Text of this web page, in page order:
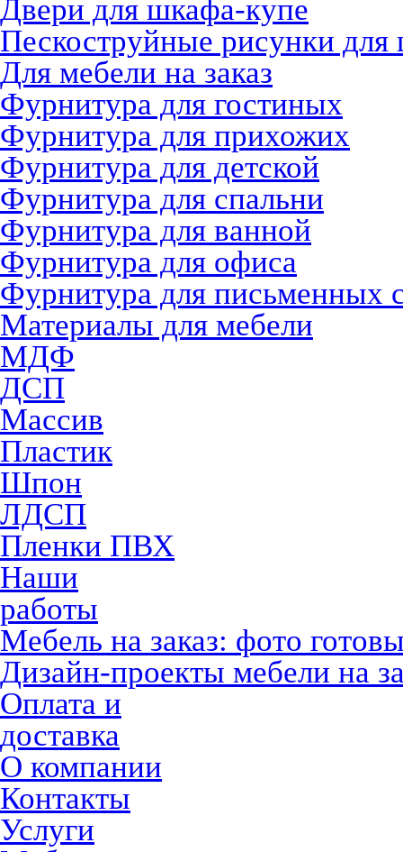
Двери для шкафа-купе
Пескоструйные рисунки
Для мебели на заказ
Фурнитура для гостиных
Фурнитура для прихожих
Фурнитура для детской
Фурнитура для спальни
Фурнитура для ванной
Фурнитура для офиса
Фурнитура для письменных
Материалы для мебели
МДФ
ДСП
Массив
Пластик
Шпон
ЛДСП
Пленки ПВХ
Наши
работы
Мебель на заказ: фото
Дизайн-проекты мебели на
Оплата и
доставка
О компании
Контакты
Услуги